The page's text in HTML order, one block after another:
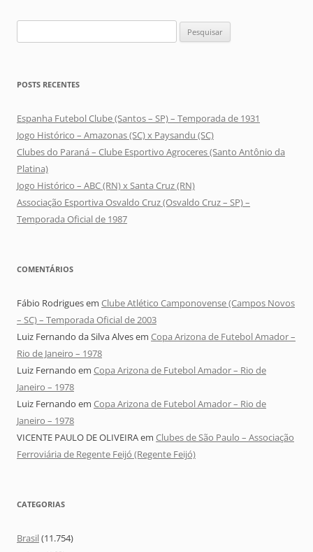
por:
POSTS RECENTES
Espanha Futebol Clube (Santos – SP) – Temporada de 1931
Jogo Histórico – Amazonas (SC) x Paysandu (SC)
Clubes do Paraná – Clube Esportivo Agroceres (Santo Antônio da
Platina)
Jogo Histórico – ABC (RN) x Santa Cruz (RN)
Associação Esportiva Osvaldo Cruz (Osvaldo Cruz – SP) –
Temporada Oficial de 1987
COMENTÁRIOS
Fábio Rodriguesem Clube Atlético Camponovense (Campos Novos
– SC) – Temporada Oficial de 2003
Luiz Fernando da Silva Alvesem Copa Arizona de Futebol Amador –
Rio de Janeiro – 1978
Luiz Fernando em Copa Arizona de Futebol Amador – Rio de
Janeiro – 1978
Luiz Fernando em Copa Arizona de Futebol Amador – Rio de
Janeiro – 1978
VICENTE PAULO DE OLIVEIRAem Clubes de São Paulo – Associação
Ferroviária de Regente Feijó (Regente Feijó)
CATEGORIAS
Brasil(11.754)